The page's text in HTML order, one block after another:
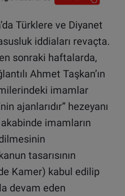
Türklere ve Diyanet
iddiaları revaçta.
sonraki haftalarda,
Ahmet Taşkan’ın
imamlar
ajanlarıdır” hezeyanı
imamların
tasarısının
Kamer) kabul edilip
devam eden